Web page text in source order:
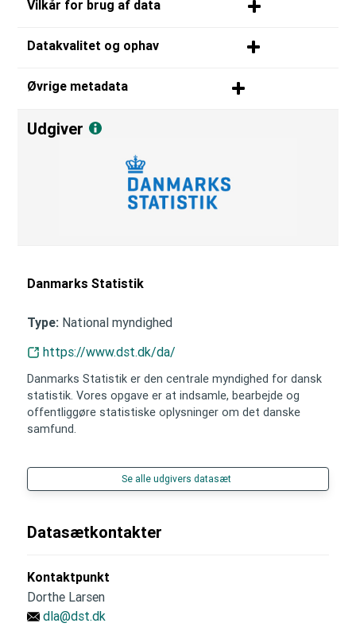
Vilkår for brug af data
Datakvalitet og ophav
Øvrige metadata
Udgiver
Danmarks Statistik
Type: National myndighed
https://www.dst.dk/da/
Danmarks Statistik er den centrale myndighed for dansk
statistik. Vores opgave er at indsamle, bearbejde og
offentliggøre statistiske oplysninger om det danske
samfund.
Se alle udgivers datasæt
Datasætkontakter
Kontaktpunkt
Dorthe Larsen
dla@dst.dk